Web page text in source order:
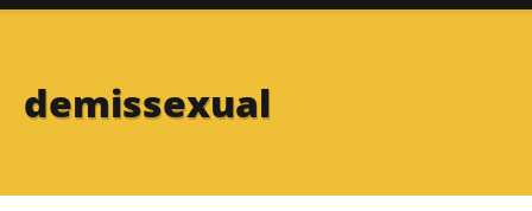
demissexual